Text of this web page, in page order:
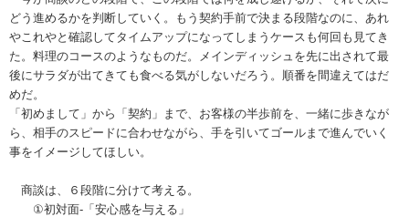
どう進めるかを判断していく。もう契約手前で決まる段階なのに、あれ
やこれやと確認してタイムアップになってしまうケースも何回も見てき
た。料理のコースのようなものだ。メインディッシュを先に出されて最
後にサラダが出てきても食べる気がしないだろう。順番を間違えてはだ
めだ。
「初めまして」から「契約」まで、お客様の半歩前を、一緒に歩きなが
ら、相手のスピードに合わせながら、手を引いてゴールまで進んでいく
事をイメージしてほしい。
商談は、６段階に分けて考える。
①初対面-「安心感を与える」